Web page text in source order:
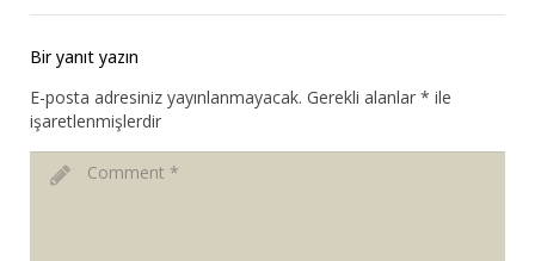
Bir yanıt yazın
E-posta adresiniz yayınlanmayacak. Gerekli alanlar * ile
işaretlenmişlerdir